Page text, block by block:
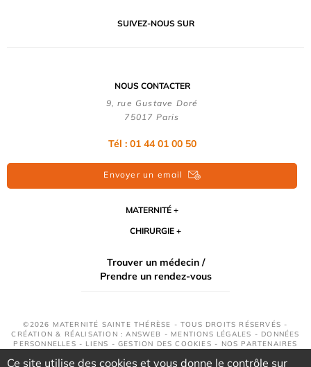
SUIVEZ-NOUS SUR
NOUS CONTACTER
9, rue Gustave Doré
75017 Paris
Tél : 01 44 01 00 50
Envoyer un email
MATERNITÉ
CHIRURGIE
Trouver un médecin /
Prendre un rendez-vous
©2026 MATERNITÉ SAINTE THÉRÈSE - TOUS DROITS RÉSERVÉS -
CRÉATION & RÉALISATION : ANSWEB - MENTIONS LÉGALES - DONNÉES
PERSONNELLES - LIENS -GESTION DES COOKIES - NOS PARTENAIRES
Ce site utilise des cookies et vous donne le contrôle sur